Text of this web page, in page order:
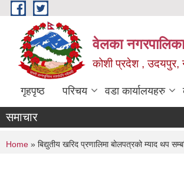
Skip to main content
वेलका
कोशी प्रदेश , उदयपुर,
गृहपृष्ठ परिचय वडा कार्यालयहरु
समाचार
You are here
Home » बिद्युतीय खरिद प्रणालिमा बोलपत्रको म्याद थप